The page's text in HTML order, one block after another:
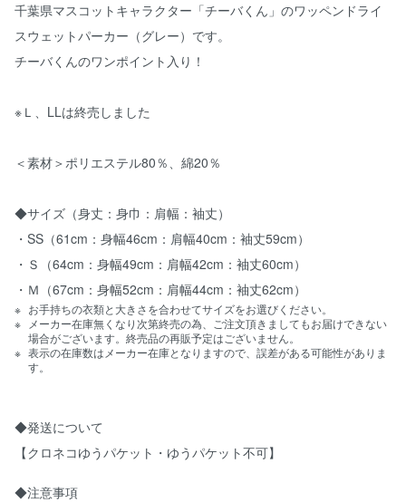
千葉県マスコットキャラクター「チーバくん」のワッペンドライ
スウェットパーカー（グレー）です。
チーバくんのワンポイント入り！
※Ｌ、LLは終売しました
＜素材＞ポリエステル80％、綿20％
◆サイズ（身丈：身巾：肩幅：袖丈）
・SS（61cm：身幅46cm：肩幅40cm：袖丈59cm）
・Ｓ（64cm：身幅49cm：肩幅42cm：袖丈60cm）
・Ｍ（67cm：身幅52cm：肩幅44cm：袖丈62cm）
お手持ちの衣類と大きさを合わせてサイズをお選びください。
メーカー在庫無くなり次第終売の為、ご注文頂きましてもお届けできない
場合がございます。終売品の再販予定はございません。
表示の在庫数はメーカー在庫となりますので、誤差がある可能性がありま
す。
◆発送について
【クロネコゆうパケット・ゆうパケット不可】
◆注意事項